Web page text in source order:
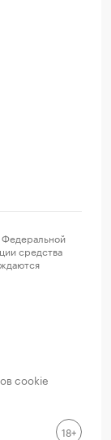
средства
cookie
18+